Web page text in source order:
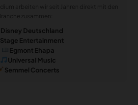
Disney Deutschland
Stage Entertainment
Egmont Ehapa
Universal Music
Semmel Concerts